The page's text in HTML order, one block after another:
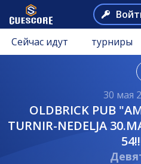
Сейчас идут турниры
30 мая
OLDBRICK PUB "AMATERSKI" 9-BALL
TURNIR-NEDELJA